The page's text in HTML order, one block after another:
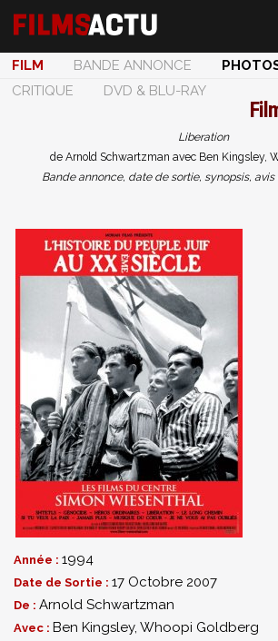
FILM BANDE ANNONCE
CRITIQUE
DVD & BLU-RAY
Liberation
de Arnold Schwartzman avec Ben Kingsley,
Bande annonce, date de sortie, synopsis,
Année : 1994
Date de Sortie : 17 Octobre 2007
De : Arnold Schwartzman
Avec : Ben Kingsley, Whoopi Goldberg